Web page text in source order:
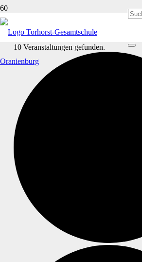
10 Veranstaltungen gefunden.